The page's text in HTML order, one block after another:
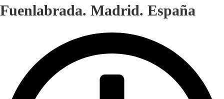
Fuenlabrada. Madrid. España